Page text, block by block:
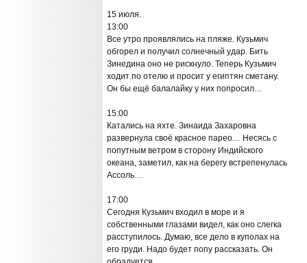
15 июля.
13:00
Все утро проявлялись на пляже. Кузьмич
обгорел и получил солнечный удар. Бить
Зинедина оно не рискнуло. Теперь Кузьмич
ходит по отелю и просит у египтян сметану.
Он бы ещё балалайку у них попросил…
15:00
Катались на яхте. Зинаида Захаровна
развернула своё красное парео… Несясь с
попутным ветром в сторону Индийского
океана, заметил, как на берегу встрепенулась
Ассоль…
17:00
Сегодня Кузьмич входил в море и я
собственными глазами видел, как оно слегка
расступилось. Думаю, все дело в куполах на
его груди. Надо будет попу рассказать. Он